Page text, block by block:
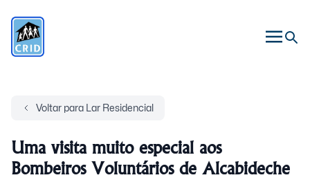
Voltar para Lar Residencial
Uma visita muito especial aos
Bombeiros Voluntários de Alcabideche